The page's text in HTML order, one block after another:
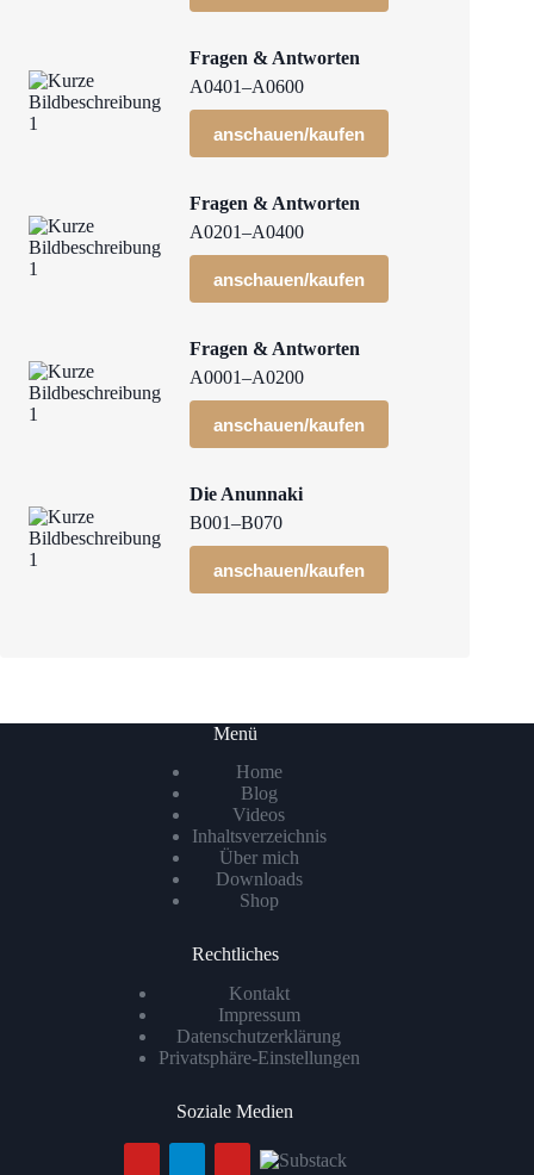
Fragen & Antworten
A0401–A0600
anschauen/kaufen
Fragen & Antworten
A0201–A0400
anschauen/kaufen
Fragen & Antworten
A0001–A0200
anschauen/kaufen
Die Anunnaki
B001–B070
anschauen/kaufen
Menü
Home
Blog
Videos
Inhaltsverzeichnis
Über mich
Downloads
Shop
Rechtliches
Kontakt
Impressum
Datenschutzerklärung
Privatsphäre-Einstellungen
Soziale Medien